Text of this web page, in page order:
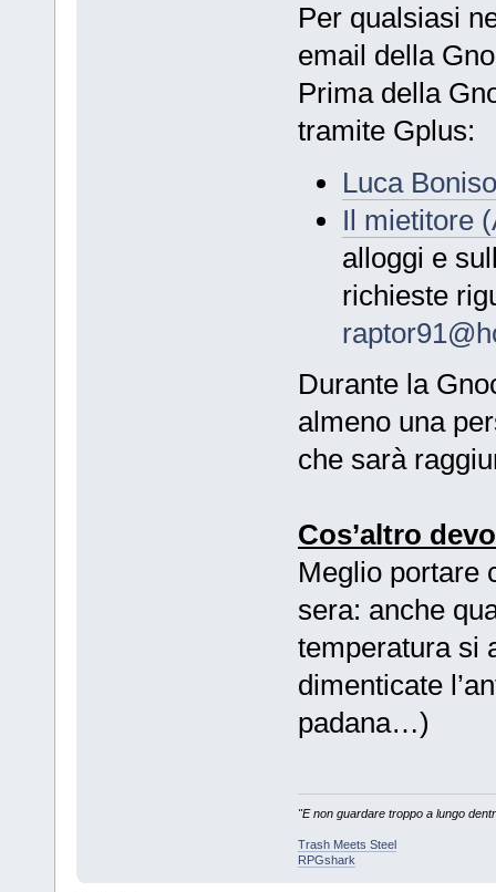
Per qualsiasi
email della
Prima della
tramite Gplus:
Luca
Il mietitore
alloggi e
richieste
Durante la
almeno una
che sarà
Cos’altro
Meglio portare
sera: anche
temperatura si
dimenticate
padana…)
"E non guardare troppo a lungo
Trash Meets Steel
RPGshark